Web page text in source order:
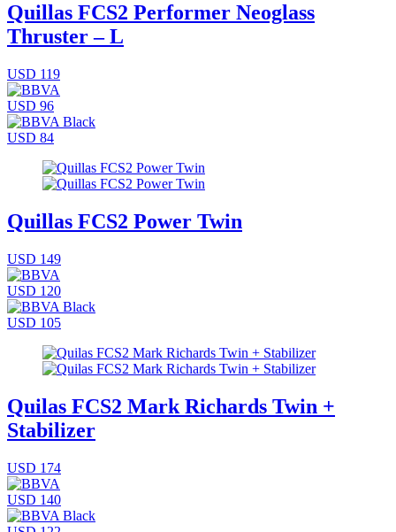
Quillas FCS2 Performer Neoglass
Thruster – L
USD 119
USD 96
USD 84
Quillas FCS2 Power Twin
USD 149
USD 120
USD 105
Quilas FCS2 Mark Richards Twin +
Stabilizer
USD 174
USD 140